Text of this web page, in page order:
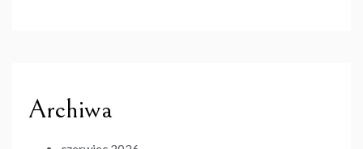
Archiwa